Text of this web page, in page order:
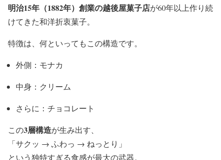
明治15年（1882年）創業の越後屋菓子店が60年以上作り続
けてきた和洋折衷菓子。
特徴は、何といってもこの構造です。
外側：モナカ
中身：クリーム
さらに：チョコレート
この3層構造が生み出す、
「サクッ → ふわっ → ねっとり」
という独特すぎる食感が最大の武器。